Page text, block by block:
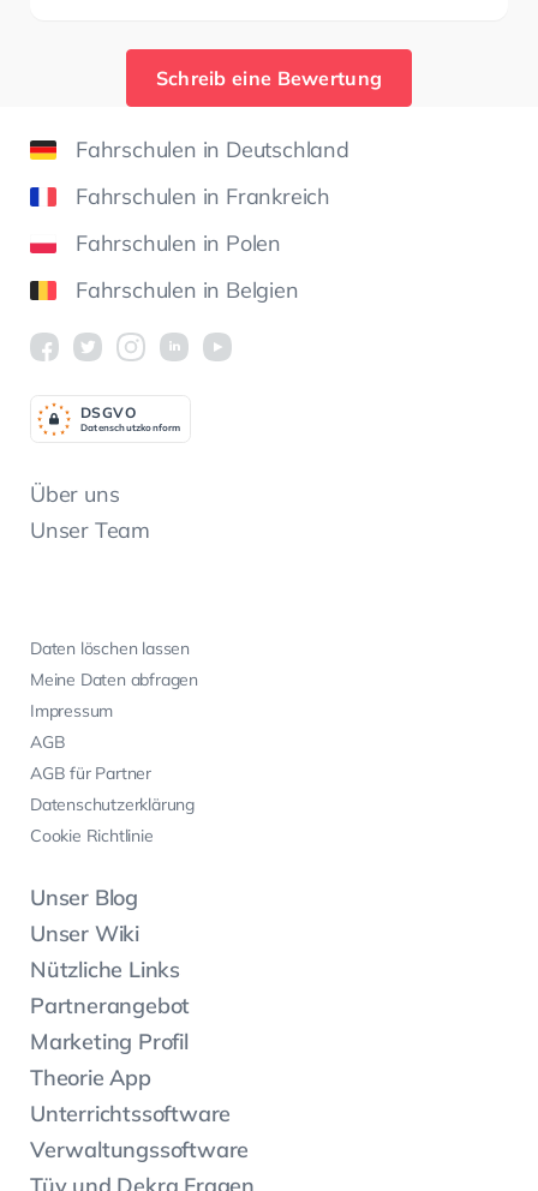
Schreib eine Bewertung
Fahrschulen in Deutschland
Fahrschulen in Frankreich
Fahrschulen in Polen
Fahrschulen in Belgien
Über uns
Unser Team
Daten löschen lassen
Meine Daten abfragen
Impressum
AGB
AGB für Partner
Datenschutzerklärung
Cookie Richtlinie
Unser Blog
Unser Wiki
Nützliche Links
Partnerangebot
Marketing Profil
Theorie App
Unterrichtssoftware
Verwaltungssoftware
Datenschutzkonform
DSGVO